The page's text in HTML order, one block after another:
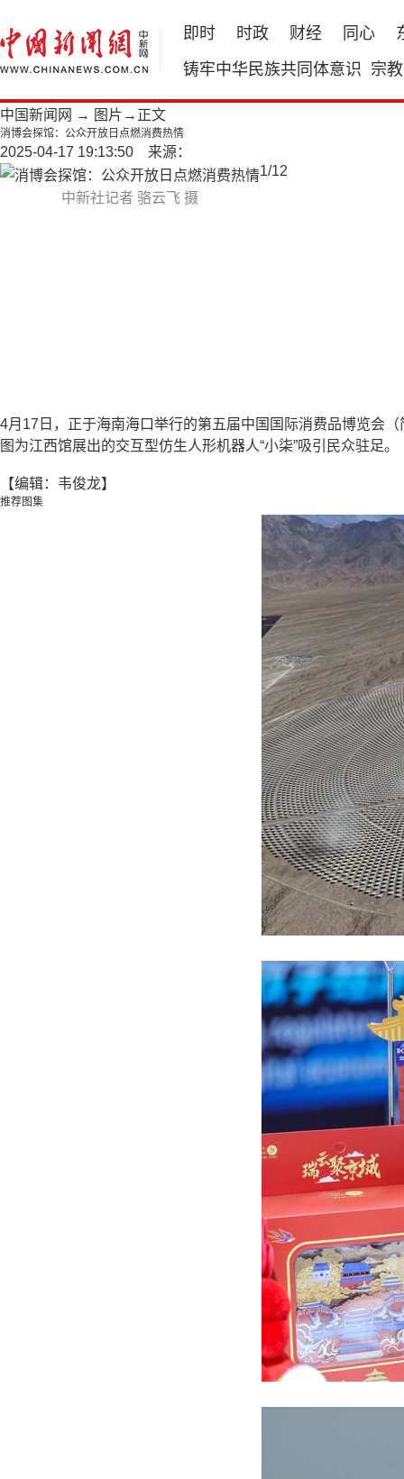
即时 时政 财经 同心
铸牢中华民族共同体意识 宗教
中国新闻网 → 图片 →正文
消博会探馆：公众开放日点燃消费热情
2025-04-17 19:13:50 来源：
中新社记者 骆云飞 摄
1/12
4月17日，正于海南海口举行的第五届中国国际消费品博览会
图为江西馆展出的交互型仿生人形机器人“小柒”吸引民众驻足。
【编辑：韦俊龙】
推荐图集